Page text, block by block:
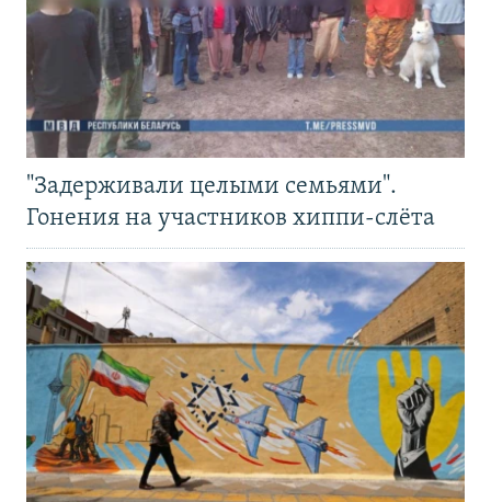
"Задерживали целыми семьями".
Гонения на участников хиппи-слёта